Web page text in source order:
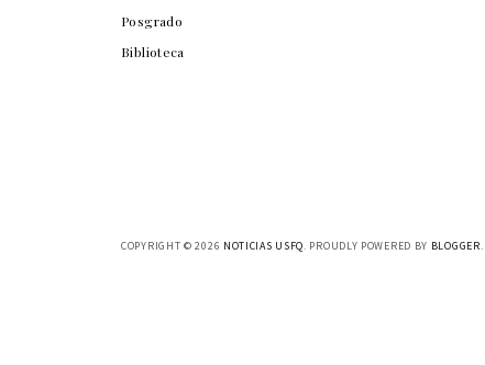
Posgrado
Biblioteca
COPYRIGHT ©2026 NOTICIAS USFQ . PROUDLY POWERED BY BLOGGER